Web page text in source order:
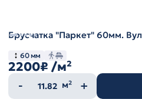
Брусчатка "Паркет" 60мм.
60 мм
2200₽ /м²
Количество
товара
м²